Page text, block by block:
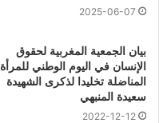
2025-06-07
بيان الجمعية المغربية لحقوق
الإنسان في اليوم الوطني للمرأة
المناضلة تخليدا لذكرى الشهيدة
سعيدة المنبهي
2022-12-12